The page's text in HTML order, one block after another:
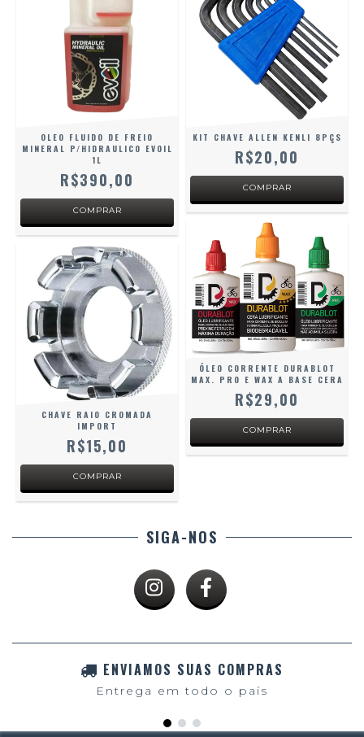
OLEO FLUIDO DE FREIO
MINERAL P/HIDRAULICO EVOIL
1L
R$390,00
KIT CHAVE ALLEN KENLI 8PÇS
R$20,00
CHAVE RAIO CROMADA
IMPORT
R$15,00
ÓLEO CORRENTE DURABLOT
MAX. PRO E WAX A BASE CERA
R$29,00
SIGA-NOS
ENVIAMOS SUAS COMPRAS
Entrega em todo o país